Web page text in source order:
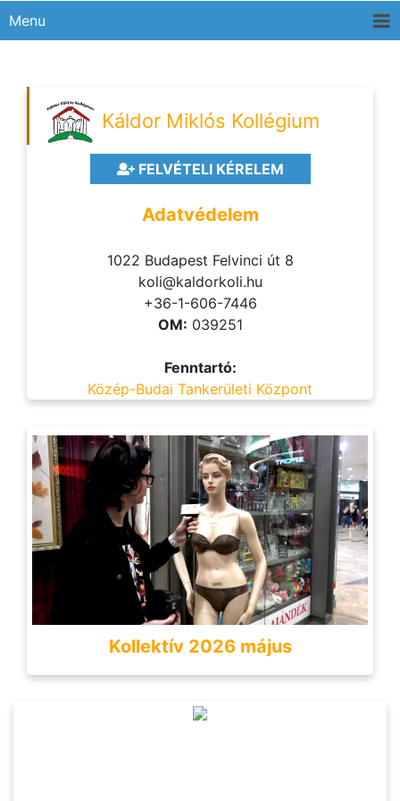
Menu
Káldor Miklós Kollégium
FELVÉTELI KÉRELEM
Adatvédelem
1022 Budapest Felvinci út 8
koli@kaldorkoli.hu
+36-1-606-7446
OM: 039251
Fenntartó:
Közép-Budai Tankerületi Központ
Kollektív 2026 május